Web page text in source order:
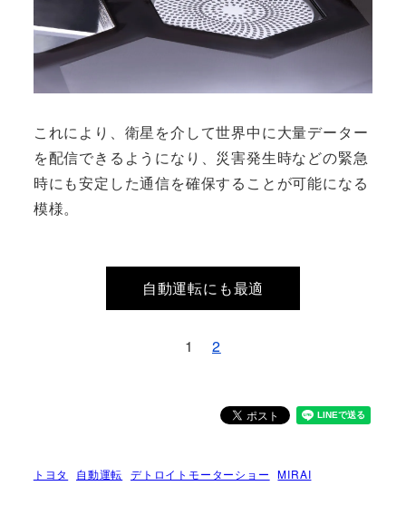
これにより、衛星を介して世界中に大量データー
を配信できるようになり、災害発生時などの緊急
時にも安定した通信を確保することが可能になる
模様。
自動運転にも最適
1 2
トヨタ 自動運転 デトロイトモーターショー MIRAI